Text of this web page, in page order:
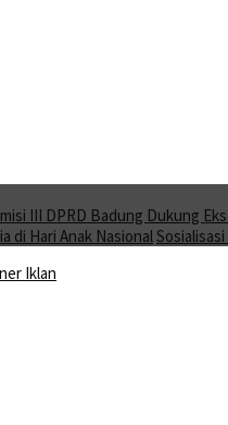
III DPRD Badung Dukung
di Hari Anak Nasional